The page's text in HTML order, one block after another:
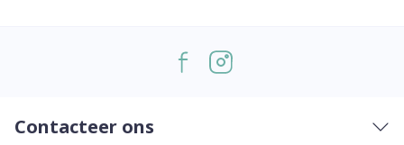
Contacteer ons